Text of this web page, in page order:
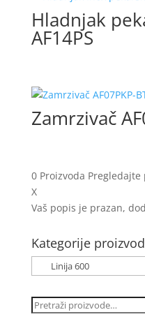
Hladnjak
AF14PS
Zamrzivač
0Proizvoda Pregledajte
X
Vaš popis je prazan,
Kategorije
Pretraži: